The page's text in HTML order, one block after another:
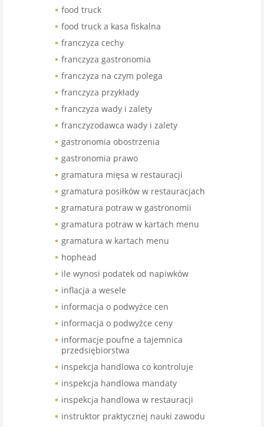
food truck
food truck a kasa fiskalna
franczyza cechy
franczyza gastronomia
franczyza na czym polega
franczyza przykłady
franczyza wady i zalety
franczyzodawca wady i zalety
gastronomia obostrzenia
gastronomia prawo
gramatura mięsa w restauracji
gramatura posiłków w restauracjach
gramatura potraw w gastronomii
gramatura potraw w kartach menu
gramatura w kartach menu
hophead
ile wynosi podatek od napiwków
inflacja a wesele
informacja o podwyżce cen
informacja o podwyżce ceny
informacje poufne a tajemnica
przedsiębiorstwa
inspekcja handlowa co kontroluje
inspekcja handlowa mandaty
inspekcja handlowa w restauracji
instruktor praktycznej nauki zawodu